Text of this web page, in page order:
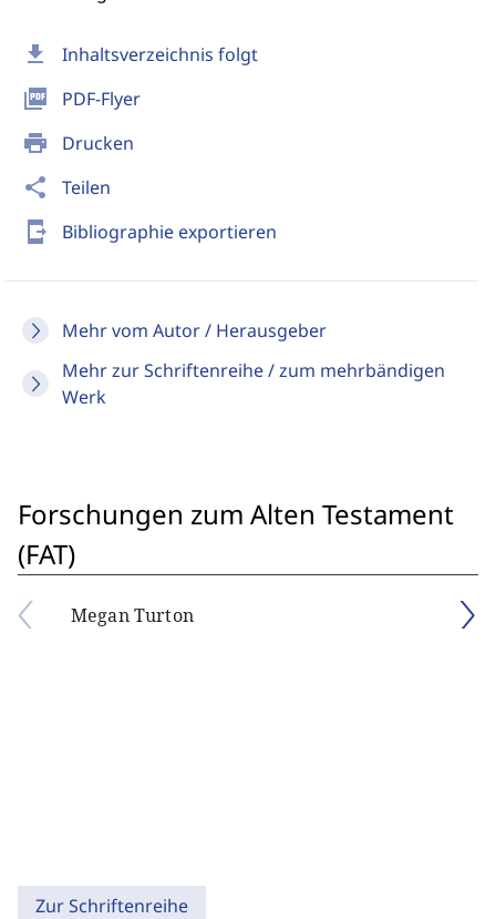
download Inhaltsverzeichnis folgt
picture_as_pdf PDF-Flyer
print Drucken
share Teilen
send_to_mobile Bibliographie exportieren
Mehr vom Autor / Herausgeber
Mehr zur Schriftenreihe / zum mehrbändigen
Werk
Forschungen zum Alten Testament
(FAT)
Megan Turton
Zur Schriftenreihe